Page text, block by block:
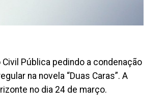
Pública pedindo a condenação
na novela “Duas Caras”. A
no dia 24 de março.